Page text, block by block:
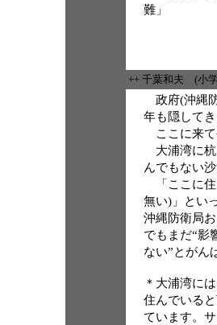
難」
++ 千葉和夫 (小
政府(沖縄
年も隠して
ここに来て
大浦湾に杭
んでもない
「ここに住
無い)」とい
沖縄防衛局
でもまだ“影
ない”とがん
＊大浦湾に
住んでいる
ています。